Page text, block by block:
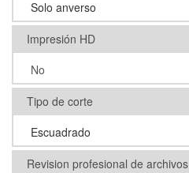
Impresión HD
Tipo de corte
Revision profesional de archivos